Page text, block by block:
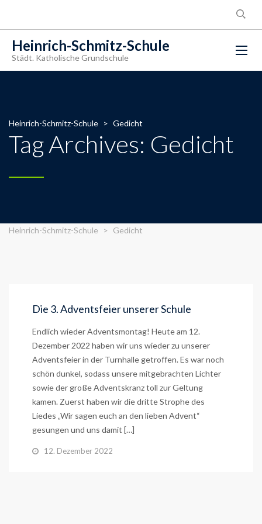
Heinrich-Schmitz-Schule
Städt. Katholische Grundschule
Heinrich-Schmitz-Schule > Gedicht
Tag Archives: Gedicht
Heinrich-Schmitz-Schule > Gedicht
Die 3. Adventsfeier unserer Schule
Endlich wieder Adventsmontag! Heute am 12.
Dezember 2022 haben wir uns wieder zu unserer
Adventsfeier in der Turnhalle getroffen. Es war noch
schön dunkel, sodass unsere mitgebrachten Lichter
sowie der große Adventskranz toll zur Geltung
kamen. Zuerst haben wir die dritte Strophe des
Liedes „Wir sagen euch an den lieben Advent“
gesungen und uns damit […]
12. Dezember 2022